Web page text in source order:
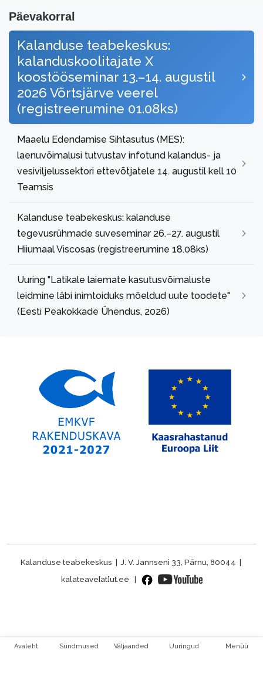
Päevakorral
Kalanduse teabekeskus:
kalanduskoolitajate X
koostööseminar 13.–14. augustil
2026 Võrtsjärve veerel
(registreerumine 01.08ks)
Maaelu Edendamise Sihtasutus (MES):
laenuvõimalusi tutvustav infotund kalandus- ja
vesiviljelussektori ettevõtjatele 14. augustil kell 10
Teamsis
Kalanduse teabekeskus: kalanduse
tegevusrühmade suveseminar 26.–27. augustil
Hiiumaal Viscosas (registreerumine 18.08ks)
Uuring "Latikale laiemate kasutusvõimaluste
leidmine läbi inimtoiduks mõeldud uute toodete"
(Eesti Peakokkade Ühendus, 2026)
Avaleht Sündmused Väljaanded Uuringud Menüü
Kalanduse teabekeskus | J. V. Jannseni 33, Pärnu, 80044 |
kalateave[at]ut.ee |